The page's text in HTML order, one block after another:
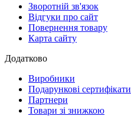
Зворотній зв'язок
Відгуки про сайт
Повернення товару
Карта сайту
Додатково
Виробники
Подарункові сертифікати
Партнери
Товари зі знижкою